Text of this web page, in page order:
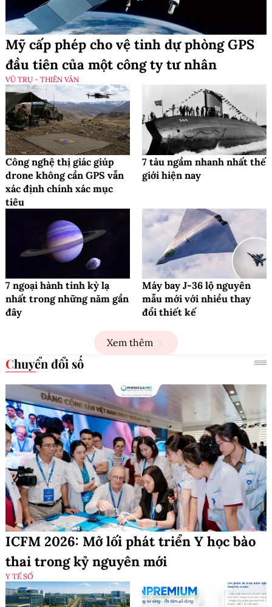
Mỹ cấp phép cho vệ tinh dự phòng GPS
đầu tiên của một công ty tư nhân
VŨ TRỤ - THIÊN VĂN
Công nghệ thị giác giúp
drone không cần GPS vẫn
xác định chính xác mục
tiêu
7 tàu ngầm nhanh nhất thế
giới hiện nay
7 ngoại hành tinh kỳ lạ
nhất trong những năm gần
đây
Máy bay J-36 lộ nguyên
mẫu mới với nhiều thay
đổi thiết kế
Xem thêm
Chuyển đổi số
ICFM 2026: Mở lối phát triển Y học bào
thai trong kỷ nguyên mới
Y TẾ SỐ